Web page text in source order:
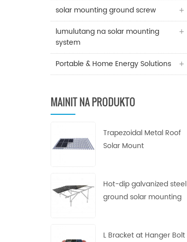
solar mounting ground screw
lumulutang na solar mounting
system
Portable & Home Energy Solutions
MAINIT NA PRODUKTO
Trapezoidal Metal Roof
Solar Mount
Hot-dip galvanized steel
ground solar mounting
L Bracket at Hanger Bolt